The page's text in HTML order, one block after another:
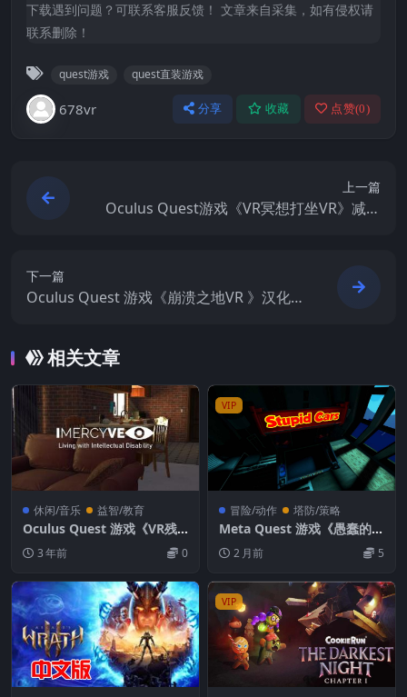
下载遇到问题？可联系客服反馈！ 文章来自采集，如有侵权请
联系删除！
quest游戏 quest直装游戏
678vr 分享 收藏 点赞(0)
上一篇
Oculus Quest游戏《VR冥想打坐VR》减缓
下一篇
Oculus Quest 游戏《崩溃之地VR 》汉化中
相关文章
休闲/音乐 益智/教育
Oculus Quest 游戏《VR残
疾人士》Imercyve Living w
ith Disability VR
3 年前 0
VIP
冒险/动作 塔防/策略
Meta Quest 游戏《愚蠢的汽
车VR》Stupid Cars VR
2 月前 5
VIP